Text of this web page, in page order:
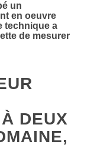
un
en oeuvre
technique a
de mesurer
DEUX